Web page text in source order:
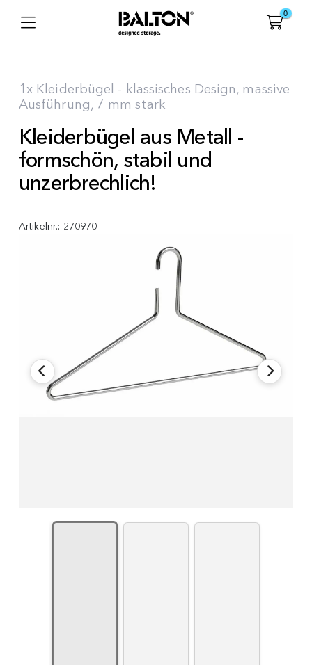
0
1x Kleiderbügel - klassisches Design, massive
Ausführung, 7 mm stark
Kleiderbügel aus Metall -
formschön, stabil und
unzerbrechlich!
Artikelnr.: 270970